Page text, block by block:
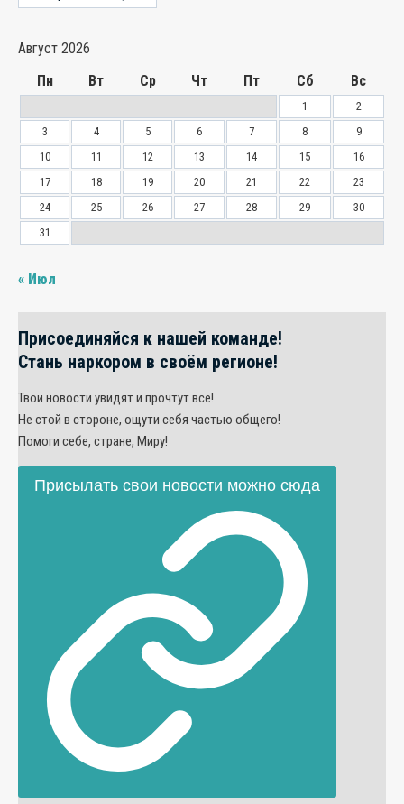
Август 2026
Пн
Вт Ср Чт Пт Сб Вс
1
2
3
4 5 6 7 8
9
10
11 12 13 14 15
16
17
18 19 20 21 22
23
24
25 26 27 28 29
30
31
« Июл
Присоединяйся к нашей команде!
Стань наркором в своём регионе!
Твои новости увидят и прочтут все!
Не стой в стороне, ощути себя частью общего!
Помоги себе, стране, Миру!
Присылать свои новости можно сюда